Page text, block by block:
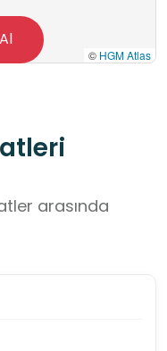
© HGM Atlas
arasında